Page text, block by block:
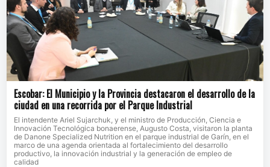
Escobar: El Municipio y la Provincia destacaron el desarrollo de la
ciudad en una recorrida por el Parque Industrial
El intendente Ariel Sujarchuk, y el ministro de Producción, Ciencia e
Innovación Tecnológica bonaerense, Augusto Costa, visitaron la planta
de Danone Specialized Nutrition en el parque industrial de Garín, en el
marco de una agenda orientada al fortalecimiento del desarrollo
productivo, la innovación industrial y la generación de empleo de
calidad